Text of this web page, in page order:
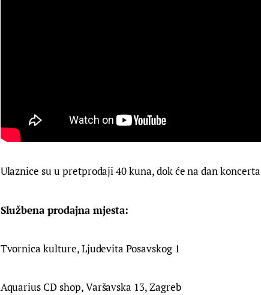
Ulaznice su u pretprodaji 40 kuna, dok će na dan
Službena prodajna mjesta:
Tvornica kulture, Ljudevita Posavskog 1
Aquarius CD shop, Varšavska 13, Zagreb